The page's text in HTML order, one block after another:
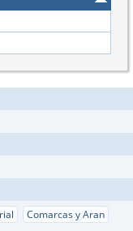
Comarcas y Aran